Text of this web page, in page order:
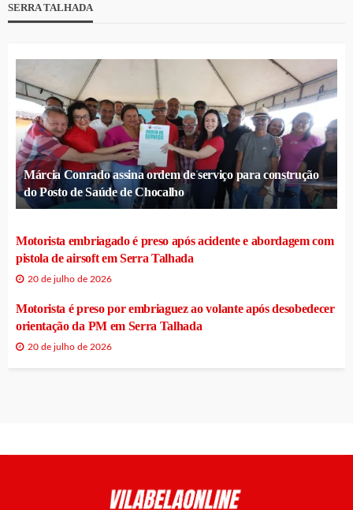
SERRA TALHADA
Márcia Conrado assina ordem de serviço para construção
do Posto de Saúde de Chocalho
Motorista embriagado é preso após acidente e abordagem com
pistola de airsoft em Serra Talhada
20 de julho de 2026
Motorista é preso por embriaguez ao volante após desobedecer
orientação da PM em Serra Talhada
20 de julho de 2026